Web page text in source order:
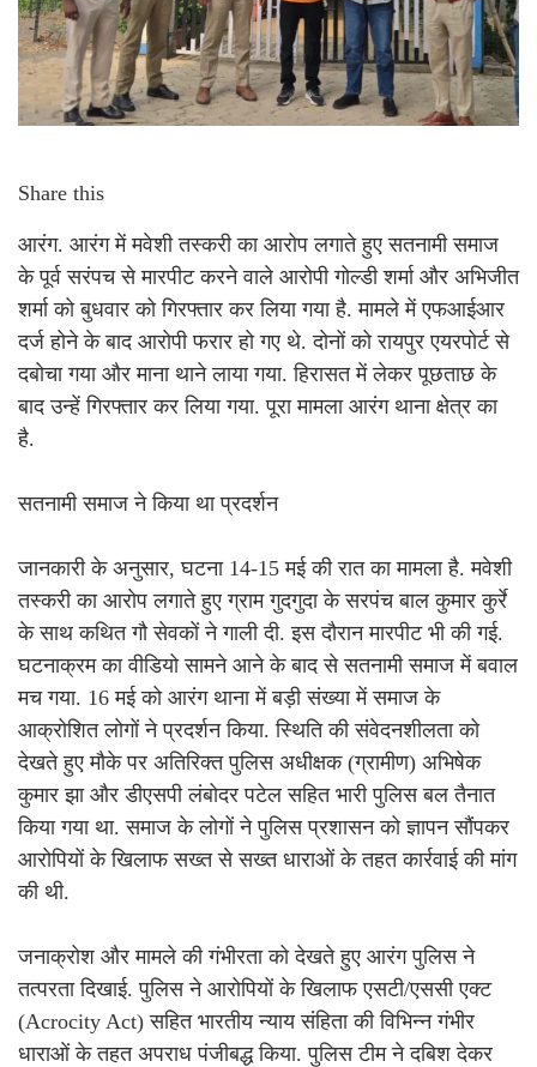
Share this
आरंग. आरंग में मवेशी तस्करी का आरोप लगाते हुए सतनामी समाज
के पूर्व सरंपच से मारपीट करने वाले आरोपी गोल्डी शर्मा और अभिजीत
शर्मा को बुधवार को गिरफ्तार कर लिया गया है. मामले में एफआईआर
दर्ज होने के बाद आरोपी फरार हो गए थे. दोनों को रायपुर एयरपोर्ट से
दबोचा गया और माना थाने लाया गया. हिरासत में लेकर पूछताछ के
बाद उन्हें गिरफ्तार कर लिया गया. पूरा मामला आरंग थाना क्षेत्र का
है.
सतनामी समाज ने किया था प्रदर्शन
जानकारी के अनुसार, घटना 14-15 मई की रात का मामला है. मवेशी
तस्करी का आरोप लगाते हुए ग्राम गुदगुदा के सरपंच बाल कुमार कुर्रे
के साथ कथित गौ सेवकों ने गाली दी. इस दौरान मारपीट भी की गई.
घटनाक्रम का वीडियो सामने आने के बाद से सतनामी समाज में बवाल
मच गया. 16 मई को आरंग थाना में बड़ी संख्या में समाज के
आक्रोशित लोगों ने प्रदर्शन किया. स्थिति की संवेदनशीलता को
देखते हुए मौके पर अतिरिक्त पुलिस अधीक्षक (ग्रामीण) अभिषेक
कुमार झा और डीएसपी लंबोदर पटेल सहित भारी पुलिस बल तैनात
किया गया था. समाज के लोगों ने पुलिस प्रशासन को ज्ञापन सौंपकर
आरोपियों के खिलाफ सख्त से सख्त धाराओं के तहत कार्रवाई की मांग
की थी.
जनाक्रोश और मामले की गंभीरता को देखते हुए आरंग पुलिस ने
तत्परता दिखाई. पुलिस ने आरोपियों के खिलाफ एसटी/एससी एक्ट
(Acrocity Act) सहित भारतीय न्याय संहिता की विभिन्न गंभीर
धाराओं के तहत अपराध पंजीबद्ध किया. पुलिस टीम ने दबिश देकर